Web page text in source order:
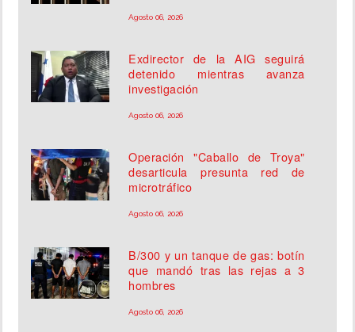
Agosto 06, 2026
Exdirector de la AIG seguirá
detenido mientras avanza
investigación
Agosto 06, 2026
Operación "Caballo de Troya"
desarticula presunta red de
microtráfico
Agosto 06, 2026
B/300 y un tanque de gas: botín
que mandó tras las rejas a 3
hombres
Agosto 06, 2026